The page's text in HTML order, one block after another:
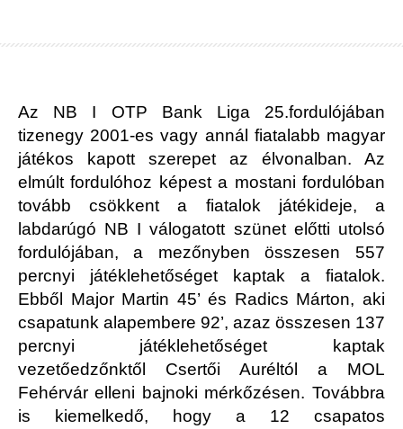
Az NB I OTP Bank Liga 25.fordulójában
tizenegy 2001-es vagy annál fiatalabb magyar
játékos kapott szerepet az élvonalban. Az
elmúlt fordulóhoz képest a mostani fordulóban
tovább csökkent a fiatalok játékideje, a
labdarúgó NB I válogatott szünet előtti utolsó
fordulójában, a mezőnyben összesen 557
percnyi játéklehetőséget kaptak a fiatalok.
Ebből Major Martin 45’ és Radics Márton, aki
csapatunk alapembere 92’, azaz összesen 137
percnyi játéklehetőséget kaptak
vezetőedzőnktől Csertői Auréltól a MOL
Fehérvár elleni bajnoki mérkőzésen. Továbbra
is kiemelkedő, hogy a 12 csapatos